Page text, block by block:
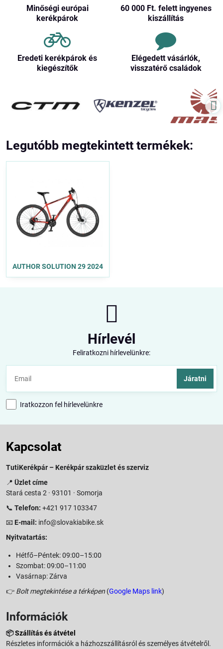
Minőségi európai
kerékpárok
60 000 Ft​. felett ingyenes
kiszállítás
Eredeti kerékpárok és
kiegészítők
Elégedett vásárlók,
visszatérő családok
Legutóbb megtekintett termékek:
AUTHOR SOLUTION 29 2024
Hírlevél
Feliratkozni hírlevelünkre:
Járatni
Iratkozzon fel hírlevelünkre
Kapcsolat
TutiKerékpár – Kerékpár szaküzlet és szerviz
📍 Üzlet címe
Stará cesta 2 · 93101 · Somorja
📞 Telefon: +421 917 103347
📧 E-mail: info@slovakiabike.sk
Nyitvatartás:
Hétfő–Péntek: 09:00–15:00
Szombat: 09:00–11:00
Vasárnap: Zárva
👉 Bolt megtekintése a térképen (Google Maps link)
Információk
📦Szállítás és átvétel
Részletes információk a házhozszállításról és személyes átvételről.